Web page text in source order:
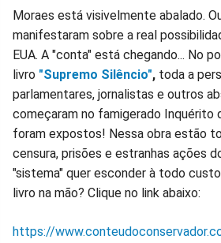
Moraes está visivelmente abalado.
manifestaram sobre a real
EUA. A "conta" está chegando... No
livro "Supremo Silêncio", toda a
parlamentares, jornalistas e outros
começaram no famigerado Inquérito
foram expostos! Nessa obra estão
censura, prisões e estranhas ações
"sistema" quer esconder à todo
livro na mão? Clique no link abaixo:
https://